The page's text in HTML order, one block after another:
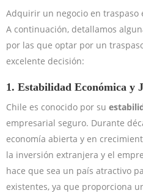
Adquirir un negocio en traspaso
A continuación, detallamos
por las que optar por un
excelente decisión:
1. Estabilidad Económica y
Chile es conocido por su
empresarial seguro. Durante
economía abierta y en
la inversión extranjera y el
hace que sea un país atractivo
existentes, ya que proporciona